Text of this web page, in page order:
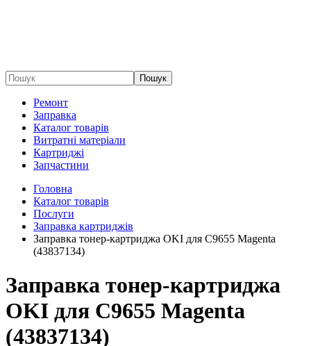
Пошук
Ремонт
Заправка
Каталог товарів
Витратні матеріали
Картриджі
Запчастини
Головна
Каталог товарів
Послуги
Заправка картриджів
Заправка тонер-картриджа OKI для C9655 Magenta
(43837134)
Заправка тонер-картриджа
OKI для C9655 Magenta
(43837134)